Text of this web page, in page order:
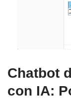
Chatbot
con IA: